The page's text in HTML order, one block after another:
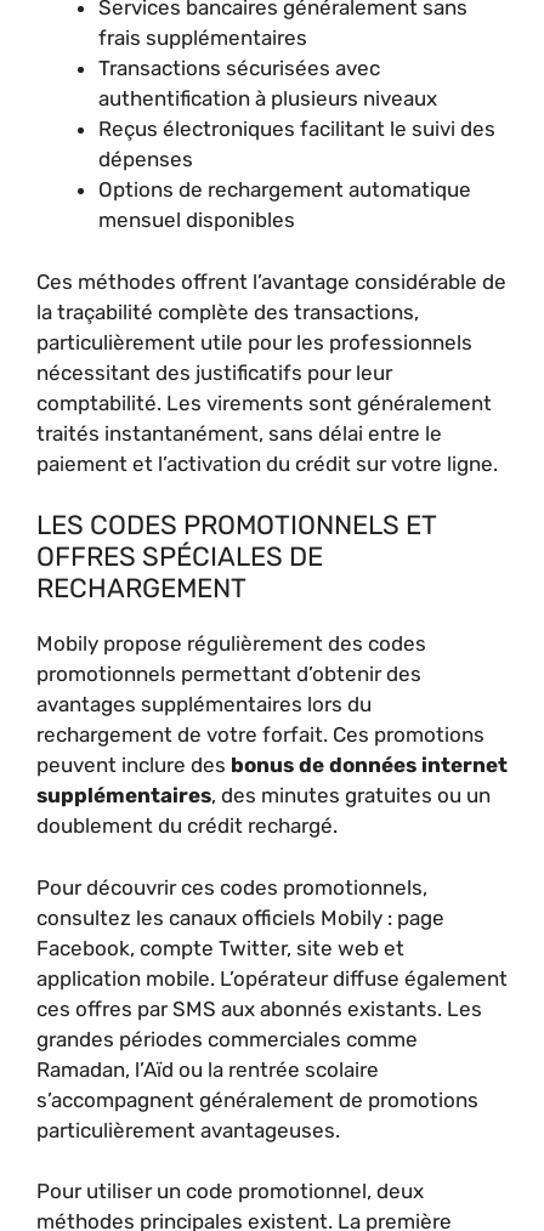
Services bancaires généralement sans
frais supplémentaires
Transactions sécurisées avec
authentification à plusieurs niveaux
Reçus électroniques facilitant le suivi des
dépenses
Options de rechargement automatique
mensuel disponibles
Ces méthodes offrent l’avantage considérable de
la traçabilité complète des transactions,
particulièrement utile pour les professionnels
nécessitant des justificatifs pour leur
comptabilité. Les virements sont généralement
traités instantanément, sans délai entre le
paiement et l’activation du crédit sur votre ligne.
LES CODES PROMOTIONNELS ET
OFFRES SPÉCIALES DE
RECHARGEMENT
Mobily propose régulièrement des codes
promotionnels permettant d’obtenir des
avantages supplémentaires lors du
rechargement de votre forfait. Ces promotions
peuvent inclure des bonus de données internet
supplémentaires, des minutes gratuites ou un
doublement du crédit rechargé.
Pour découvrir ces codes promotionnels,
consultez les canaux officiels Mobily : page
Facebook, compte Twitter, site web et
application mobile. L’opérateur diffuse également
ces offres par SMS aux abonnés existants. Les
grandes périodes commerciales comme
Ramadan, l’Aïd ou la rentrée scolaire
s’accompagnent généralement de promotions
particulièrement avantageuses.
Pour utiliser un code promotionnel, deux
méthodes principales existent. La première